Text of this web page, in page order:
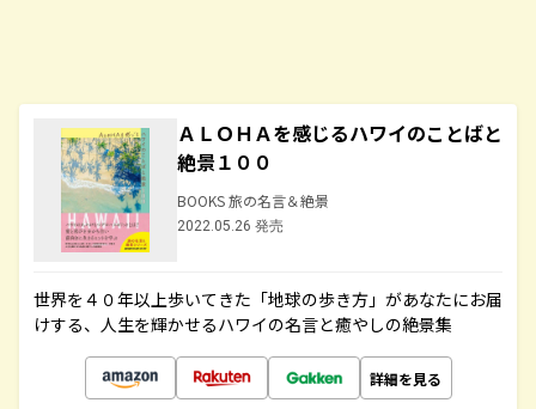
ＡＬＯＨＡを感じるハワイのことばと
絶景１００
BOOKS 旅の名言＆絶景
2022.05.26 発売
世界を４０年以上歩いてきた「地球の歩き方」があなたにお届
けする、人生を輝かせるハワイの名言と癒やしの絶景集
詳細を見る